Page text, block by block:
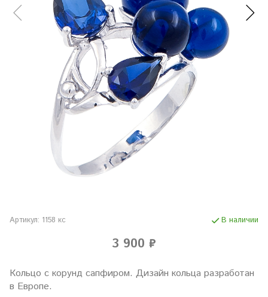
Артикул: 1158 кс В наличии
3 900 ₽
Кольцо с корунд сапфиром. Дизайн кольца разработан
в Европе.